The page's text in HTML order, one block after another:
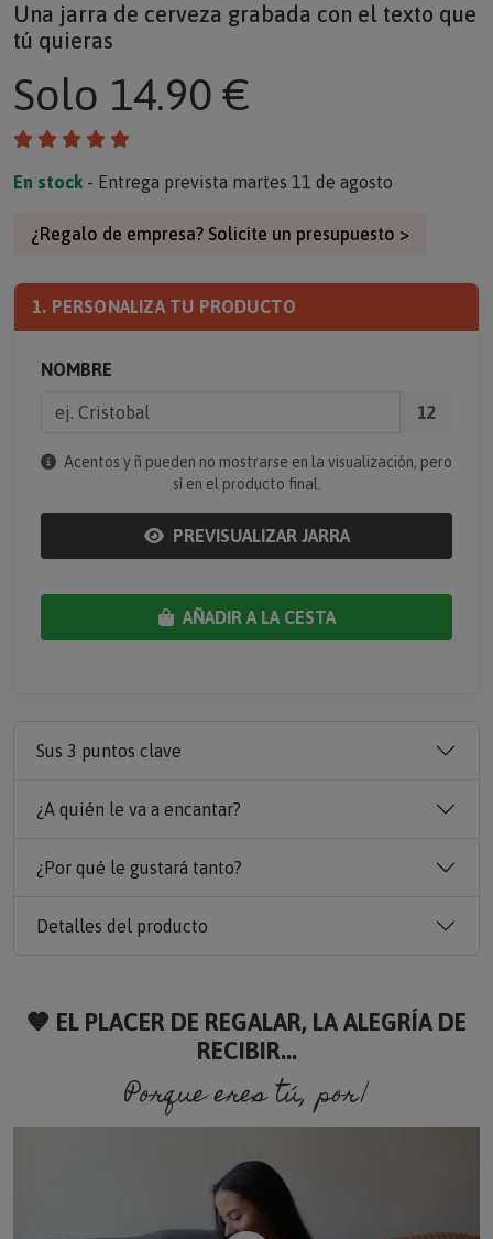
Una jarra de cerveza grabada con el texto que
tú quieras
Solo 14.90 €
En stock - Entrega prevista martes 11 de agosto
¿Regalo de empresa? Solicite un presupuesto >
1. PERSONALIZA TU PRODUCTO
NOMBRE
12
Acentos y ñ pueden no mostrarse en la visualización, pero
sí en el producto final.
PREVISUALIZAR JARRA
AÑADIR A LA CESTA
Sus 3 puntos clave
¿A quién le va a encantar?
¿Por qué le gustará tanto?
Detalles del producto
🧡 EL PLACER DE REGALAR, LA ALEGRÍA DE
RECIBIR...
Porque eres tú, porque s